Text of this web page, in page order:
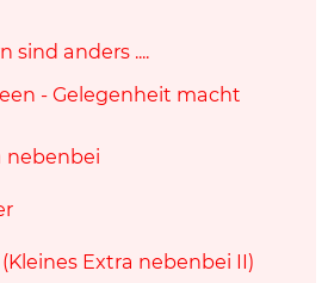
sind anders ....
- Gelegenheit macht
nebenbei
Extra nebenbei II)